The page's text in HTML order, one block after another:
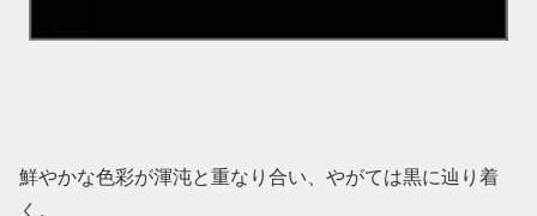
鮮やかな色彩が渾沌と重なり合い、やがては黒に辿り着
く。